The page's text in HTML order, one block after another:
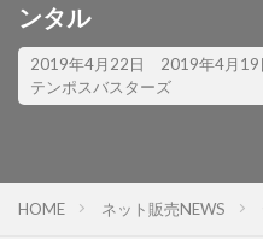
ンタル
2019年4月22日 2019年4月19
テンポスバスターズ
HOME ネット販売NEWS